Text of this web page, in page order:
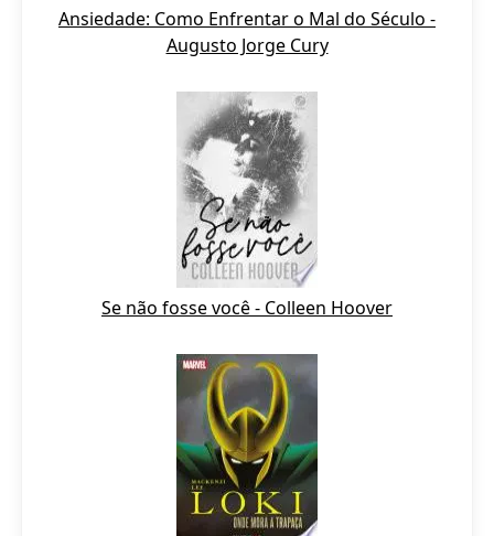
Ansiedade: Como Enfrentar o Mal do Século -
Augusto Jorge Cury
Se não fosse você - Colleen Hoover